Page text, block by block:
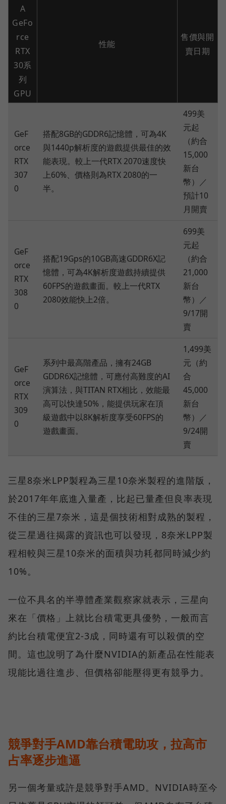
A
GeFo
rce
RTX
30系
列
GPU
性能
售價與開
賣日期
GeF
orce
RTX
307
0
搭配8GB的GDDR6記憶體，可為4K
與1440p解析度的遊戲提供最佳的效
能表現。較上一代RTX 2070速度快
上60%、價格則為RTX 2080的一
半。
499美
元起
（約合
15,000
新台
幣）／
預計10
月開賣
GeF
orce
RTX
308
0
搭配19Gps的10GB高速GDDR6X記
憶體，可為4K解析度遊戲持續提供
60FPS的遊戲畫面。較上一代RTX
2080效能快上2倍。
699美
元起
（約合
21,000
新台
幣）／
9/17開
賣
GeF
orce
RTX
309
0
系列中最高階產品，擁有24GB
GDDR6X記憶體，可應付高難度的AI
演算法，與TITAN RTX相比，效能最
高可以快達50%，能提供玩家在頂
級遊戲中以8K解析度享受60FPS的
遊戲畫面。
1,499美
元（約
合
45,000
新台
幣）／
9/24開
賣
三星8奈米LPP製程為三星10奈米製程的進階版，
於2017年年底進入量產，比起已量產但良率表現
不佳的三星7奈米，這是個技術相對成熟的製程，
從三星過往揭露的資訊也可以發現，8奈米LPP製
程相較與三星10奈米的面積與功耗都同時減少約
10%。
一位不具名的半導體產業觀察家就表示，三星向
來在「價格」上就比台積電更具優勢，一般而言
約比台積電便宜2-3成，同時還有可以殺價的空
間。這也說明了為什麼NVIDIA的新產品在性能表
現能比過往進步、但價格卻能壓得更有競爭力。
競爭對手AMD靠台積電助攻，拉高市
占率逐步進逼
另一個考量或許是競爭對手AMD。NVIDIA時至今